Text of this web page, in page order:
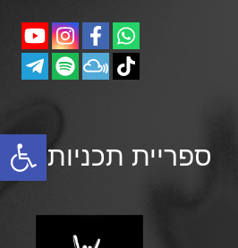
פתח סרגל נגישות ספריית תכניות